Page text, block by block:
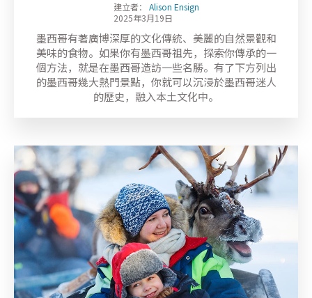
建立者： Alison Ensign
2025年3月19日
墨西哥有著廣博深厚的文化傳統、美麗的自然景觀和
美味的食物。如果你有墨西哥祖先，探索你傳承的一
個方法，就是在墨西哥造訪一些名勝。有了下方列出
的墨西哥幾大熱門景點，你就可以沉浸於墨西哥迷人
的歷史，融入本土文化中。